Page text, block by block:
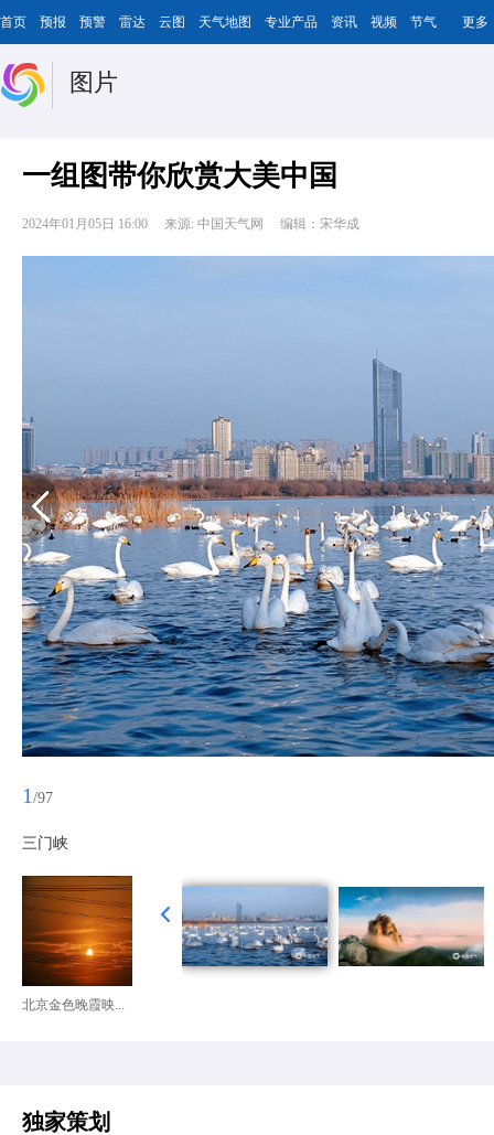
首页 预报 预警 雷达 云图 天气地图 专业产品 资讯 视频 节气 更多
图片
一组图带你欣赏大美中国
2024年01月05日 16:00 来源: 中国天气网 编辑：宋华成
1 /97
三门峡
北京金色晚霞映...
独家策划